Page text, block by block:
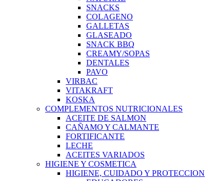
SNACKS
COLAGENO
GALLETAS
GLASEADO
SNACK BBQ
CREAMY/SOPAS
DENTALES
PAVO
VIRBAC
VITAKRAFT
KOSKA
COMPLEMENTOS NUTRICIONALES
ACEITE DE SALMON
CAÑAMO Y CALMANTE
FORTIFICANTE
LECHE
ACEITES VARIADOS
HIGIENE Y COSMETICA
HIGIENE, CUIDADO Y PROTECCION